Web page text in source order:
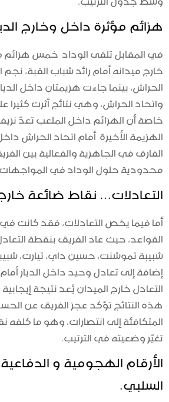
هزائم مؤثرة داخل وخارج
في المقابل تلقى الوداد خمس هزائم
خارج ميدانه أمام رائد شباب القبة، نجم
الحراش، بينما جاءت هزيمتان داخل
واتحاد الحراش، وهي نتائج أثرت كثيرا
خاصة أن الهزائم داخل الملعب تعدّ
الهزيمة الأخيرة أمام اتحاد الحراش
الفارق في الجاهزية والفعالية بين
محدودية حلول الوداد في المواجهات
التعادلات… نقاط ضائعة
أما فيما يخص التعادلات، فقد كانت
القواعد، حيث عاد الفريق بنقطة
شبيبة تموشنت، حسين داي، تيارت،
إضافة إلى تعادل وحيد داخل الديار
التعادل خارج الميدان يُعد نتيجة إيجابية
هذه النتائج تؤكد عجز الفريق عن
المتكافئة إلى انتصارات، وهو ما كلفه
تغيّر وضعيته في الترتيب.
الأرقام الهجومية و
السلبي.